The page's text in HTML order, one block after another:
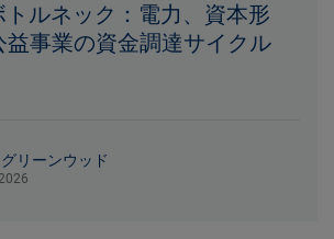
ルネック：電力、資本形
益事業の資金調達サイクル
リーンウッド